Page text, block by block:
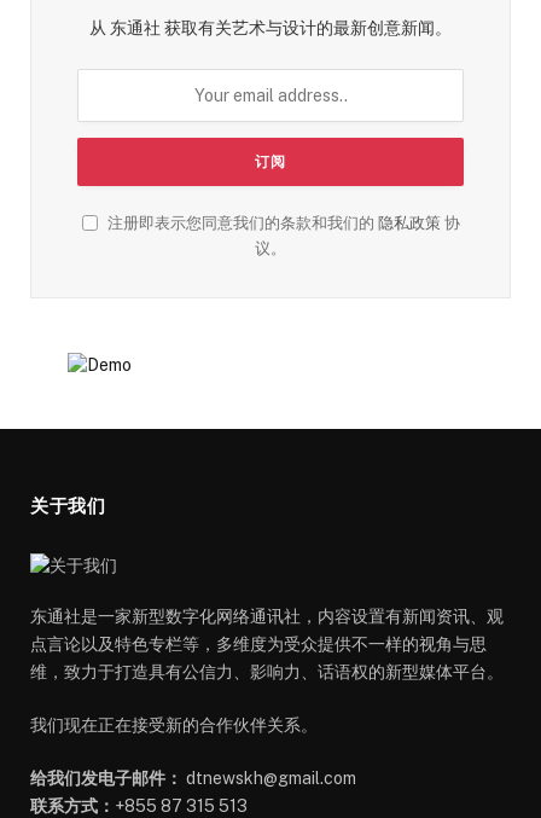
从 东通社 获取有关艺术与设计的最新创意新闻。
注册即表示您同意我们的条款和我们的 隐私政策协
议。
关于我们
东通社是一家新型数字化网络通讯社，内容设置有新闻资讯、观
点言论以及特色专栏等，多维度为受众提供不一样的视角与思
维，致力于打造具有公信力、影响力、话语权的新型媒体平台。
我们现在正在接受新的合作伙伴关系。
给我们发电子邮件： dtnewskh@gmail.com
联系方式： +855 87 315 513